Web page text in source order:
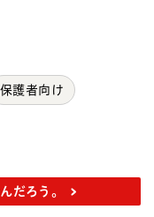
保護者向け
だろう。